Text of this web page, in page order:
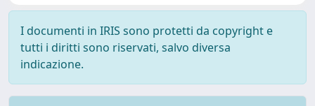
I documenti in IRIS sono protetti da copyright e
tutti i diritti sono riservati, salvo diversa
indicazione.